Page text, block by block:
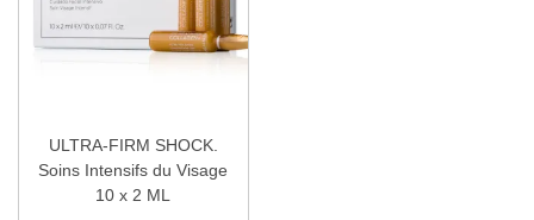
ULTRA-FIRM SHOCK.
Soins Intensifs du Visage
10 x 2 ML